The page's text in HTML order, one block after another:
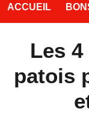
ACCUEIL
Les
patois